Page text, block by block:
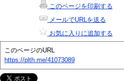
このページを印刷する
メールでURLを送る
お気に入りに追加する
このページのURL
https://plth.me/41073089